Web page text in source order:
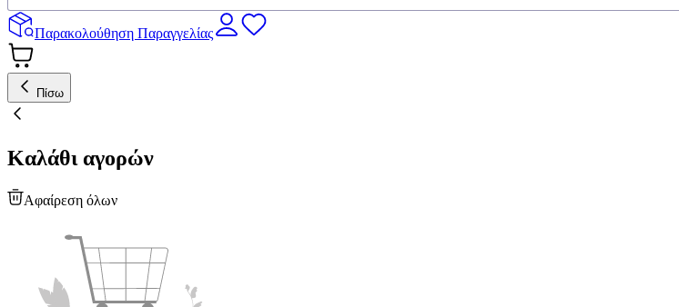
Παρακολούθηση Παραγγελίας
Πίσω
Καλάθι αγορών
Αφαίρεση όλων